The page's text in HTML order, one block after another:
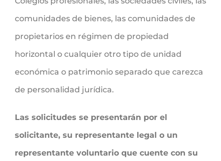
comunidades de bienes, las comunidades de
propietarios en régimen de propiedad
horizontal o cualquier otro tipo de unidad
económica o patrimonio separado que carezca
de personalidad jurídica.
Las solicitudes se presentarán por el
solicitante, su representante legal o un
representante voluntario que cuente con su